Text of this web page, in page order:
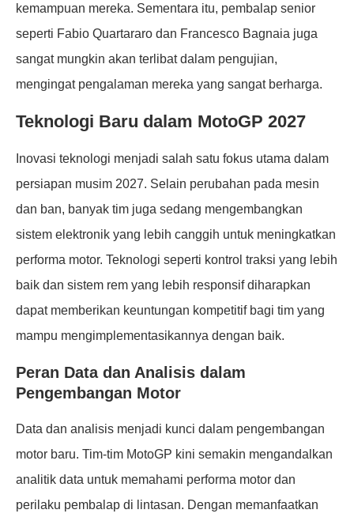
kemampuan mereka. Sementara itu, pembalap senior
seperti Fabio Quartararo dan Francesco Bagnaia juga
sangat mungkin akan terlibat dalam pengujian,
mengingat pengalaman mereka yang sangat berharga.
Teknologi Baru dalam MotoGP 2027
Inovasi teknologi menjadi salah satu fokus utama dalam
persiapan musim 2027. Selain perubahan pada mesin
dan ban, banyak tim juga sedang mengembangkan
sistem elektronik yang lebih canggih untuk meningkatkan
performa motor. Teknologi seperti kontrol traksi yang lebih
baik dan sistem rem yang lebih responsif diharapkan
dapat memberikan keuntungan kompetitif bagi tim yang
mampu mengimplementasikannya dengan baik.
Peran Data dan Analisis dalam
Pengembangan Motor
Data dan analisis menjadi kunci dalam pengembangan
motor baru. Tim-tim MotoGP kini semakin mengandalkan
analitik data untuk memahami performa motor dan
perilaku pembalap di lintasan. Dengan memanfaatkan